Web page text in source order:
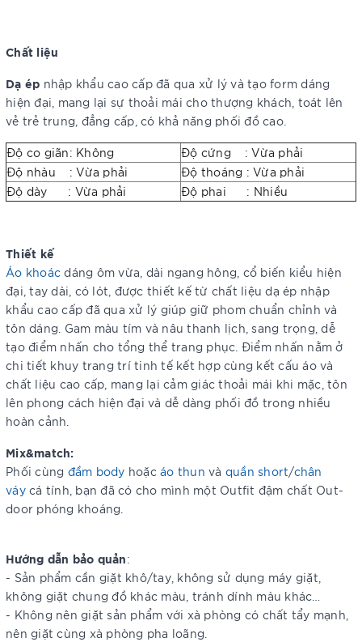
Chất liệu
Dạ ép nhập khẩu cao cấp đã qua xử lý và tạo form dáng
hiện đại, mang lại sự thoải mái cho thượng khách, toát lên
vẻ trẻ trung, đẳng cấp, có khả năng phối đồ cao.
Độ co giãn: Không
Độ cứng : Vừa phải
Độ nhàu : Vừa phải
Độ thoáng : Vừa phải
Độ dày : Vừa phải
Độ phai : Nhiều
Thiết kế
Áo khoác dáng ôm vừa, dài ngang hông, cổ biến kiểu hiện
đại, tay dài, có lót, được thiết kế từ chất liệu dạ ép nhập
khẩu cao cấp đã qua xử lý giúp giữ phom chuẩn chỉnh và
tôn dáng. Gam màu tím và nâu thanh lịch, sang trọng, dễ
tạo điểm nhấn cho tổng thể trang phục. Điểm nhấn nằm ở
chi tiết khuy trang trí tinh tế kết hợp cùng kết cấu áo và
chất liệu cao cấp, mang lại cảm giác thoải mái khi mặc, tôn
lên phong cách hiện đại và dễ dàng phối đồ trong nhiều
hoàn cảnh.
Mix&match:
Phối cùng đầm body hoặc áo thun và quần short/chân
váycá tính, bạn đã có cho mình một Outfit đậm chất Out-
door phóng khoáng.
Hướng dẫn bảo quản:
- Sản phẩm cần giặt khô/tay, không sử dụng máy giặt,
không giặt chung đồ khác màu, tránh dính màu khác…
- Không nên giặt sản phẩm với xà phòng có chất tẩy mạnh,
nên giặt cùng xà phòng pha loãng.